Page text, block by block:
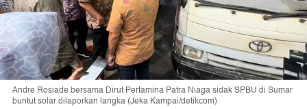
Andre Rosiade bersama Dirut Pertamina Patra Niaga sidak SPBU di Sumar
buntut solar dilaporkan langka (Jeka Kampai/detikcom)